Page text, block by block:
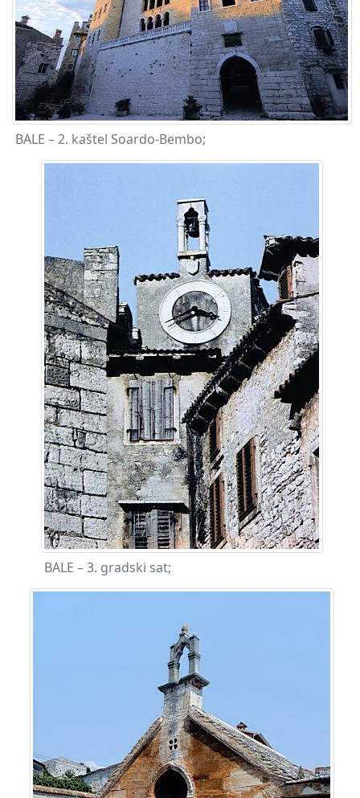
BALE – 2. kaštel Soardo-Bembo;
BALE – 3. gradski sat;